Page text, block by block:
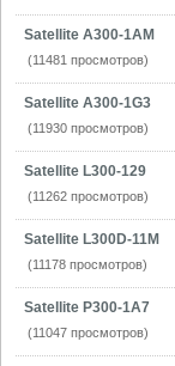
Satellite A300-1AM
(11481 просмотров)
Satellite A300-1G3
(11930 просмотров)
Satellite L300-129
(11262 просмотров)
Satellite L300D-11M
(11178 просмотров)
Satellite P300-1A7
(11047 просмотров)